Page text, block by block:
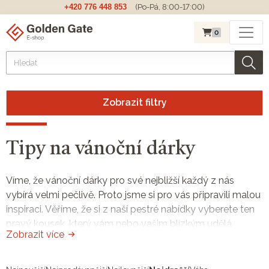
+420 776 448 853 (Po-Pá, 8:00-17:00)
0
Zobrazit filtry
Tipy na vánoční dárky
Víme, že vánoční dárky pro své nejbližší každý z nás
vybírá velmi pečlivě. Proto jsme si pro vás připravili malou
inspiraci. Věříme, že si z naší pestré nabídky vyberete ten
pravý kousek, který vám nebo vašim blízkým udělá
skutečnou radost. Proč zrovna darovat
Zobrazit více